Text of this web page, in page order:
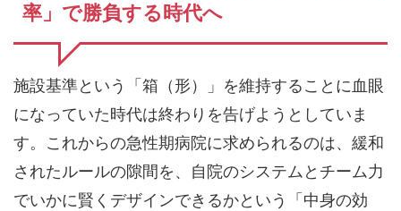
率」で勝負する時代へ
施設基準という「箱（形）」を維持することに血眼
になっていた時代は終わりを告げようとしていま
す。これからの急性期病院に求められるのは、緩和
されたルールの隙間を、自院のシステムとチーム力
でいかに賢くデザインできるかという「中身の効